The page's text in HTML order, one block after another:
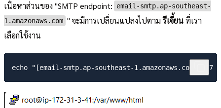
เนื้อหาส่วนของ "SMTP endpoint:
email-smtp.ap-southeast-
1.amazonaws.com " จะมีการเปลี่ยนแปลงไปตามรีเจี้ยนที่เรา
เลือกใช้งาน